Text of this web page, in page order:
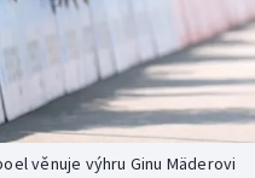
věnuje výhru Ginu Mäderovi